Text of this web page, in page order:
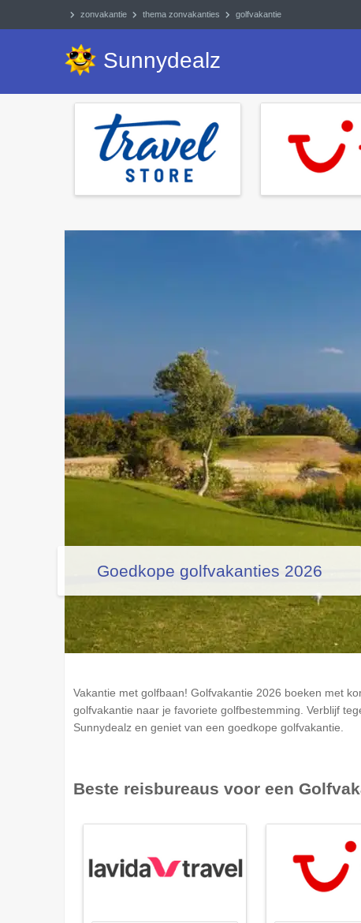
zonvakantie thema zonvakanties golfvakantie
Sunnydealz
Goedkope golfvakanties 2026
Vakantie met golfbaan! Golfvakantie 2026 boeken met
golfvakantie naar je favoriete golfbestemming. Verblijf
Sunnydealz en geniet van een goedkope golfvakantie.
Beste reisbureaus voor een